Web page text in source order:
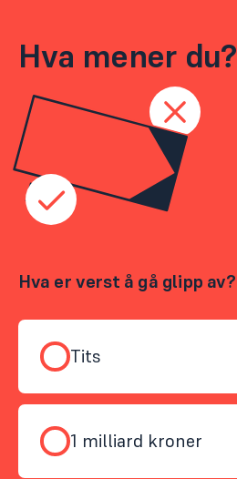
Hva mener du?
Poll
Hva er verst å gå glipp av?
Tits
1 milliard kroner